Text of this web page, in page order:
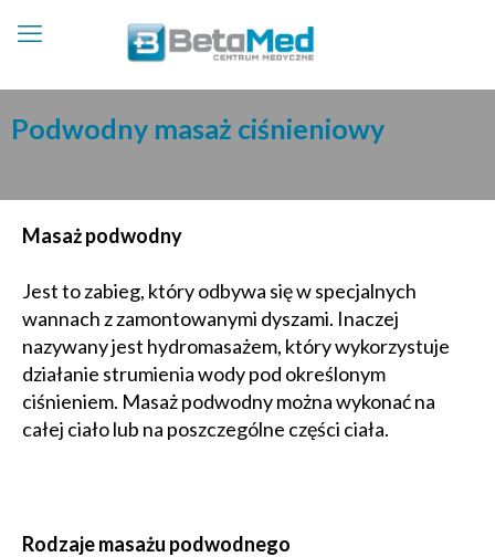
Podwodny masaż ciśnieniowy
Masaż podwodny
Jest to zabieg, który odbywa się w specjalnych
wannach z zamontowanymi dyszami. Inaczej
nazywany jest hydromasażem, który wykorzystuje
działanie strumienia wody pod określonym
ciśnieniem. Masaż podwodny można wykonać na
całej ciało lub na poszczególne części ciała.
Rodzaje masażu podwodnego